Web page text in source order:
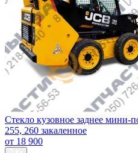
Стекло кузовное заднее мини-
255, 260 закаленное
от 18 900